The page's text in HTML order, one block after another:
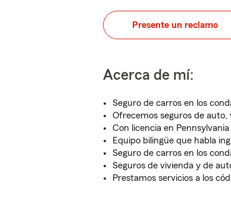
Presente un reclamo
Acerca de mí:
Seguro de carros en los
Ofrecemos seguros de auto,
Con licencia en
Equipo bilingüe que habla
Seguro de carros en los
Seguros de vivienda y de
Prestamos servicios a los